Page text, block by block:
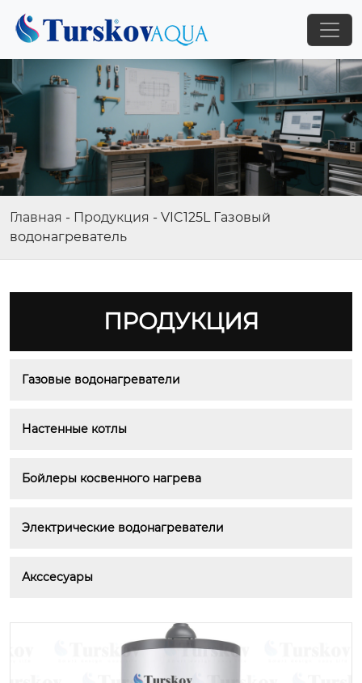
Главная - Продукция - VIC125L Газовый
водонагреватель
ПРОДУКЦИЯ
Газовые водонагреватели
Настенные котлы
Бойлеры косвенного нагрева
Электрические водонагреватели
Акссесуары